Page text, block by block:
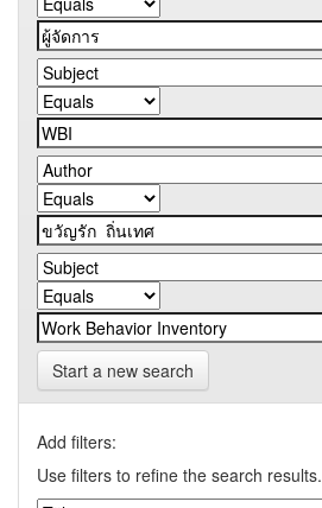
Start a new search
Add filters:
Use filters to refine the search results.